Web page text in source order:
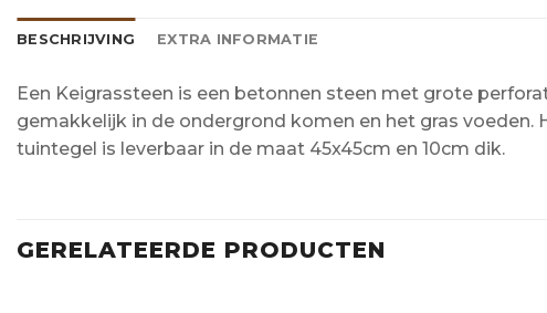
BESCHRIJVING EXTRA INFORMATIE
Een Keigrassteen is een betonnen steen met grote
gemakkelijk in de ondergrond komen en het gras
tuintegel is leverbaar in de maat 45x45cm en 10cm dik.
GERELATEERDE PRODUCTEN